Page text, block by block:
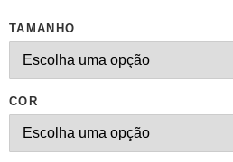
TAMANHO
COR